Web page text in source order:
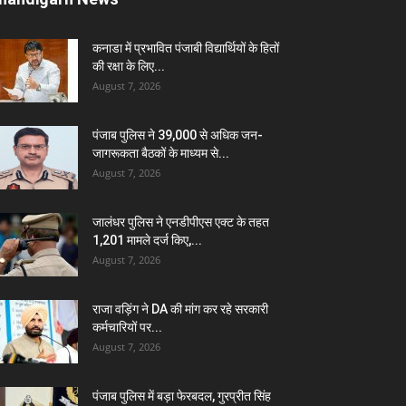
कनाडा में प्रभावित पंजाबी विद्यार्थियों के हितों
की रक्षा के लिए...
August 7, 2026
पंजाब पुलिस ने 39,000 से अधिक जन-
जागरूकता बैठकों के माध्यम से...
August 7, 2026
जालंधर पुलिस ने एनडीपीएस एक्ट के तहत
1,201 मामले दर्ज किए,...
August 7, 2026
राजा वड़िंग ने DA की मांग कर रहे सरकारी
कर्मचारियों पर...
August 7, 2026
पंजाब पुलिस में बड़ा फेरबदल, गुरप्रीत सिंह